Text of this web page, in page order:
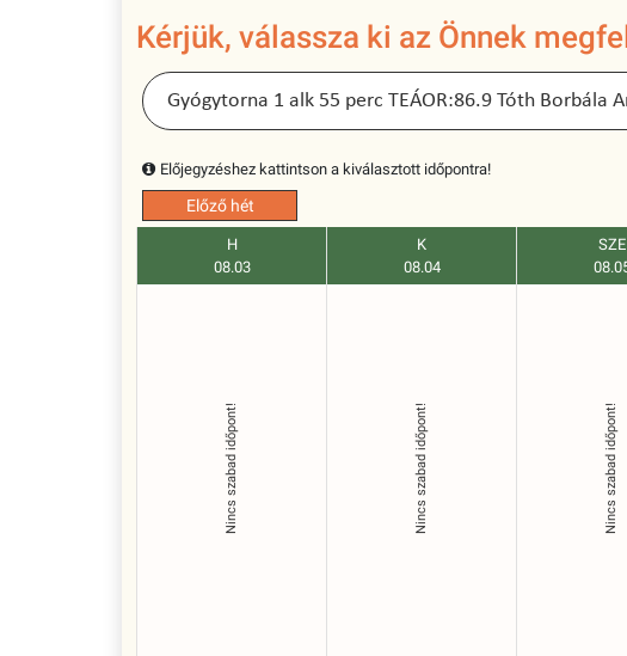
Kérjük, válassza ki az Önnek
Előjegyzéshez kattintson a kiválasztott időpontra!
Előző hét
H
08.03
Nincs szabad időpont!
K
08.04
Nincs szabad időpont!
SZE
Nincs szabad időpont!